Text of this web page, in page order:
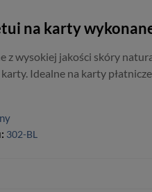
na karty
z wysokiej jakości skóry
karty. Idealne na karty
302-BL